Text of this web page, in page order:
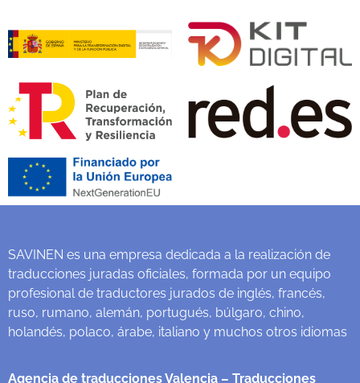
SAVINEN es una empresa dedicada a la realización de
traducciones juradas oficiales, formada por un equipo
profesional de traductores jurados de inglés, francés,
ruso, rumano, alemán, portugués, búlgaro, chino,
holandés, polaco, árabe, italiano y muchos otros idiomas
Agencia de traducciones Valencia – Traducciones